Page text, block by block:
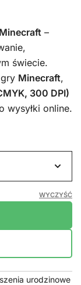
–
świecie.
Minecraft,
300 DPI)
wysyłki online.
WYCZYŚĆ
urodzinowe